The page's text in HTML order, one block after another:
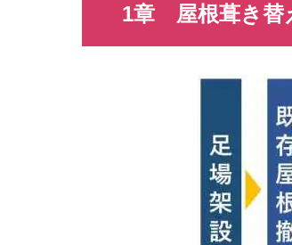
1章 屋根葺き替